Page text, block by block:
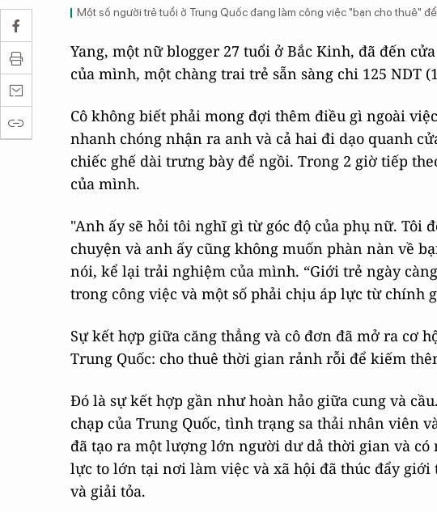
Một số người trẻ tuổi ở Trung Quốc đang làm công việc "bạn cho thuê"
Yang, một nữ blogger 27 tuổi ở Bắc Kinh, đã đến
của mình, một chàng trai trẻ sẵn sàng chi 125 NDT
Cô không biết phải mong đợi thêm điều gì ngoài
nhanh chóng nhận ra anh và cả hai đi dạo quanh
chiếc ghế dài trưng bày để ngồi. Trong 2 giờ tiếp
của mình.
"Anh ấy sẽ hỏi tôi nghĩ gì từ góc độ của phụ nữ. Tôi
chuyện và anh ấy cũng không muốn phàn nàn về
nói, kể lại trải nghiệm của mình. “Giới trẻ ngày
trong công việc và một số phải chịu áp lực từ chính
Sự kết hợp giữa căng thẳng và cô đơn đã mở ra cơ
Trung Quốc: cho thuê thời gian rảnh rỗi để kiếm
Đó là sự kết hợp gần như hoàn hảo giữa cung và
chạp của Trung Quốc, tình trạng sa thải nhân viên
đã tạo ra một lượng lớn người dư dả thời gian và có
lực to lớn tại nơi làm việc và xã hội đã thúc đẩy
và giải tỏa.